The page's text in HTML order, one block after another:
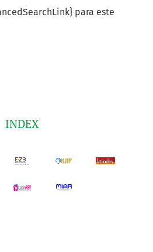
para este
INDEX